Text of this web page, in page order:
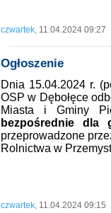
czwartek, 11.04.2024 09:27
Ogłoszenie
Dnia 15.04.2024 r.
OSP w Dębołęce
Miasta i Gminy
bezpośrednie dla
przeprowadzone
Rolnictwa w
czwartek, 11.04.2024 09:15